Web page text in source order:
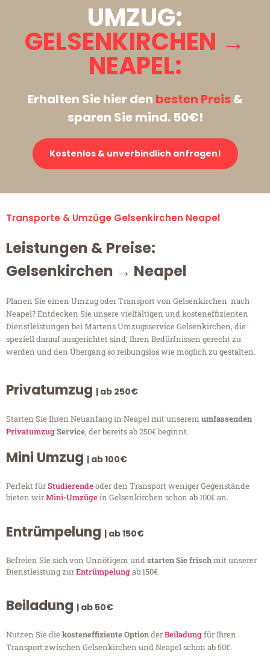
UMZUG:
GELSENKIRCHEN →
NEAPEL:
Erhalten Sie hier den besten Preis&
sparen Sie mind. 50€!
Kostenlos & unverbindlich anfragen!
Transporte & Umzüge Gelsenkirchen Neapel
Leistungen & Preise:
Gelsenkirchen → Neapel
Planen Sie einen Umzug oder Transport von Gelsenkirchen nach
Neapel? Entdecken Sie unsere vielfältigen und kosteneffizienten
Dienstleistungen bei Martens Umzugsservice Gelsenkirchen, die
speziell darauf ausgerichtet sind, Ihren Bedürfnissen gerecht zu
werden und den Übergang so reibungslos wie möglich zu gestalten.
Privatumzug | ab 250€
Starten Sie Ihren Neuanfang in Neapel mit unserem umfassenden
PrivatumzugService, der bereits ab 250€ beginnt.
Mini Umzug | ab 100€
Perfekt fürStudierendeoder den Transport weniger Gegenstände
bieten wirMini-Umzügein Gelsenkirchen schon ab 100€ an.
Entrümpelung | ab 150€
Befreien Sie sich von Unnötigem undstarten Sie frischmit unserer
Dienstleistung zurEntrümpelungab 150€.
Beiladung | ab 50€
Nutzen Sie diekosteneffiziente OptionderBeiladungfür Ihren
Transport zwischen Gelsenkirchen und Neapel schon ab 50€.